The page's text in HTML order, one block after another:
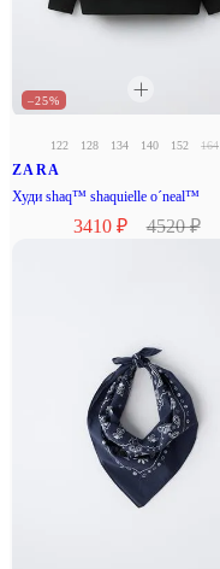
–25%
122 128 134 140 152 164
ZARA
Худи shaq™ shaquielle o´neal™
3410 ₽ 4520 ₽